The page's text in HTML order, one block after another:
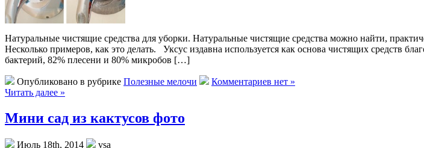
Натуральные чистящие средства для уборки. Натуральные чистящие средства можно найти,
Несколько примеров, как это делать. Уксус издавна используется как основа чистящих средств
бактерий, 82% плесени и 80% микробов […]
Опубликовано в рубрике Полезные мелочи
Комментариев нет »
Читать далее »
Мини сад из кактусов фото
Июль 18th, 2014 vsa